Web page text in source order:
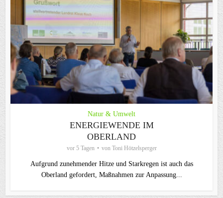
Natur & Umwelt
ENERGIEWENDE IM
OBERLAND
vor 5 Tagen von Toni Hötzelsperger
Aufgrund zunehmender Hitze und Starkregen ist auch das
Oberland gefordert, Maßnahmen zur Anpassung...